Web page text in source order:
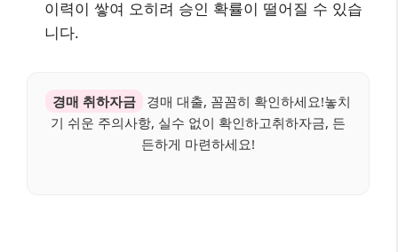
이력이 쌓여 오히려 승인 확률이 떨어질 수 있습
니다.
경매 취하자금
경매 대출, 꼼꼼히 확인하세요!놓치
기 쉬운 주의사항, 실수 없이 확인하고취하자금, 든
든하게 마련하세요!